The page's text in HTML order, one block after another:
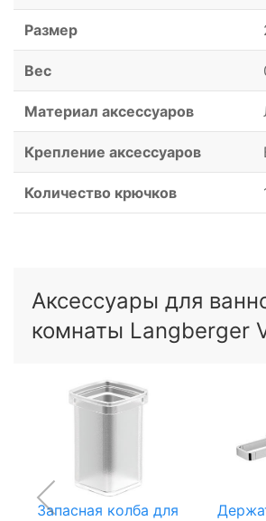
Размер
Вес
Материал аксессуаров
Крепление аксессуаров
Количество крючков
Аксессуары для
комнаты Langberger
Запасная колба для